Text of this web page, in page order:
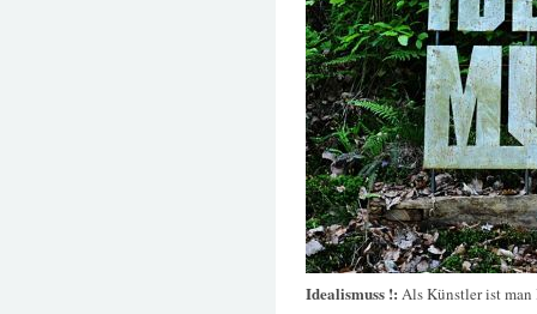
Idealismuss !: Als Künstler ist